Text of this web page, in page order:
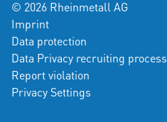
© 2026 Rheinmetall AG
Imprint
Data protection
Data Privacy recruiting process
Report violation
Privacy Settings